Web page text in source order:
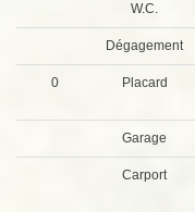
W.C.
Dégagement
0 Placard
Garage
Carport